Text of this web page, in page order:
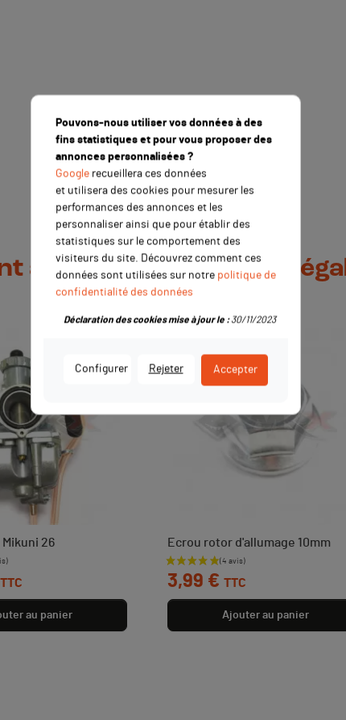
acheté ce produit ont
26
TTC
au panier
Ecrou rotor d'allumage 10mm
Prix
3,99 € TTC
Ajouter au panier
Pouvons-nous utiliser vos données à des
fins statistiques et pour vous proposer des
annonces personnalisées ?
Google recueillera ces données
et utilisera des cookies pour mesurer les
performances des annonces et les
personnaliser ainsi que pour établir des
statistiques sur le comportement des
visiteurs du site. Découvrez comment ces
données sont utilisées sur notre politique de
confidentialité des données
Configurer Rejeter Accepter
Déclaration des cookies mise à jour le :30/11/2023